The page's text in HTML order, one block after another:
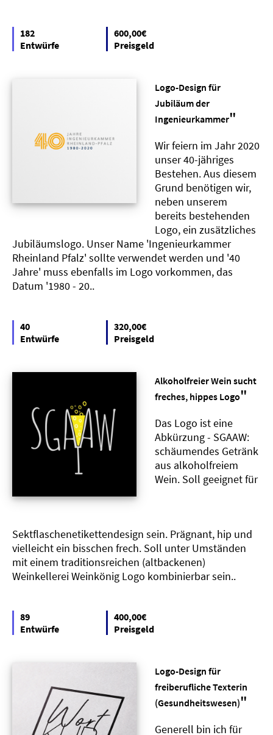
182
Entwürfe
600,00€
Preisgeld
Logo-Design für
Jubiläum der
Ingenieurkammer"
Wir feiern im Jahr 2020
unser 40-jähriges
Bestehen. Aus diesem
Grund benötigen wir,
neben unserem
bereits bestehenden
Logo, ein zusätzliches
Jubiläumslogo. Unser Name 'Ingenieurkammer
Rheinland Pfalz' sollte verwendet werden und '40
Jahre' muss ebenfalls im Logo vorkommen, das
Datum '1980 - 20..
40
Entwürfe
320,00€
Preisgeld
Alkoholfreier Wein sucht
freches, hippes Logo"
Das Logo ist eine
Abkürzung - SGAAW:
schäumendes Getränk
aus alkoholfreiem
Wein. Soll geeignet für
Sektflaschenetikettendesign sein. Prägnant, hip und
vielleicht ein bisschen frech. Soll unter Umständen
mit einem traditionsreichen (altbackenen)
Weinkellerei Weinkönig Logo kombinierbar sein..
89
Entwürfe
400,00€
Preisgeld
Logo-Design für
freiberufliche Texterin
(Gesundheitswesen)"
Generell bin ich für